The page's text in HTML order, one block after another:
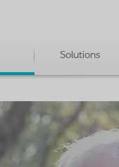
Solutions